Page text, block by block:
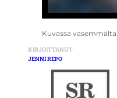
Kuvassa
KIRJOITTANUT
JENNI REPO